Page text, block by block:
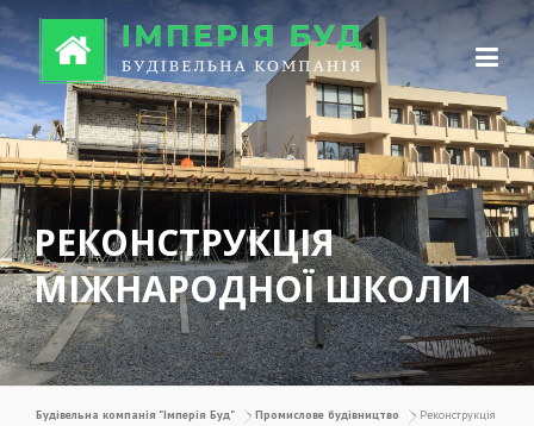
Перейти до вмісту
РЕКОНСТРУКЦІЯ
МІЖНАРОДНОЇ ШКОЛИ
Будівельна компанія "Імперія Буд" > Промислове будівництво > Реконструкція